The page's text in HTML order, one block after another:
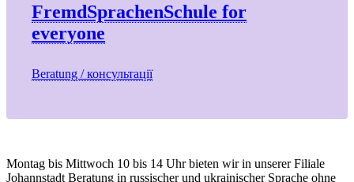
FremdSprachenSchule for
everyone
Beratung / консультації
Montag bis Mittwoch 10 bis 14 Uhr bieten wir in unserer Filiale
Johannstadt Beratung in russischer und ukrainischer Sprache ohne